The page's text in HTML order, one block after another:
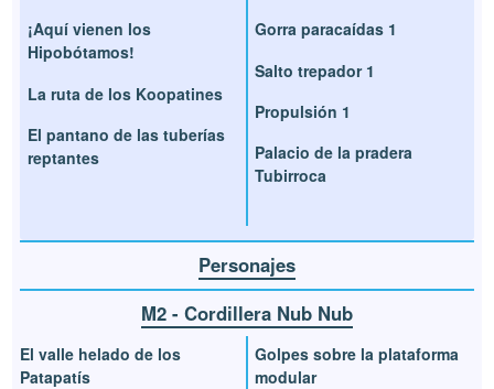
¡Aquí vienen los
Hipobótamos!
La ruta de los Koopatines
El pantano de las tuberías
reptantes
Gorra paracaídas 1
Salto trepador 1
Propulsión 1
Palacio de la pradera
Tubirroca
Personajes
M2 - Cordillera Nub Nub
El valle helado de los
Patapatís
Golpes sobre la plataforma
modular